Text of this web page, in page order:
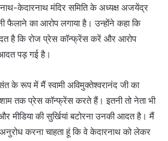
केदारनाथ मंदिर समिति के अध्यक्ष अजयेंद्र
फैलाने का आरोप लगाया है। उन्होंने कहा कि
है कि रोज प्रेस कॉन्फ्रेंस करें और आरोप
पड़ गई है।
रूप में मैं स्वामी अविमुक्तेश्वरानंद जी का
तक प्रेस कॉन्फ्रेंस करते हैं। इतनी तो नेता भी
मीडिया की सुर्खियां बटोरना उनकी आदत है। मैं
करना चाहता हूं कि वे केदारनाथ को लेकर